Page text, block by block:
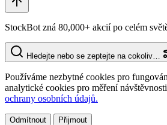
StockBot zná 80,000+ akcií po celém
Hledejte nebo se zeptejte na cokoliv…
Používáme nezbytné cookies pro
analytické cookies pro měření
ochrany osobních údajů.
Odmítnout Přijmout